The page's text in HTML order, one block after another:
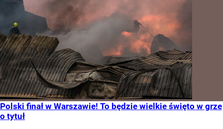
Polski finał w Warszawie! To będzie wielkie święto w grze
o tytuł